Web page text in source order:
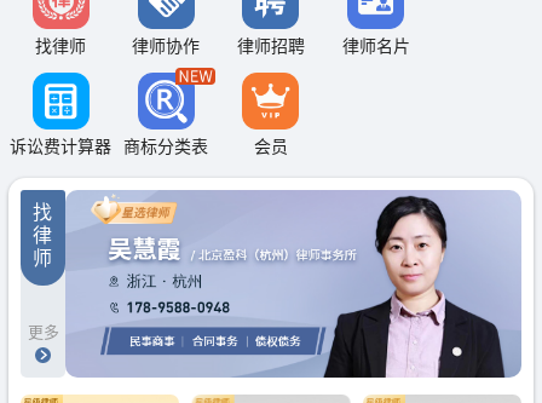
找律师 律师协作 律师招聘 律师名片
诉讼费计算器 商标分类表 会员
找
律
师
更多